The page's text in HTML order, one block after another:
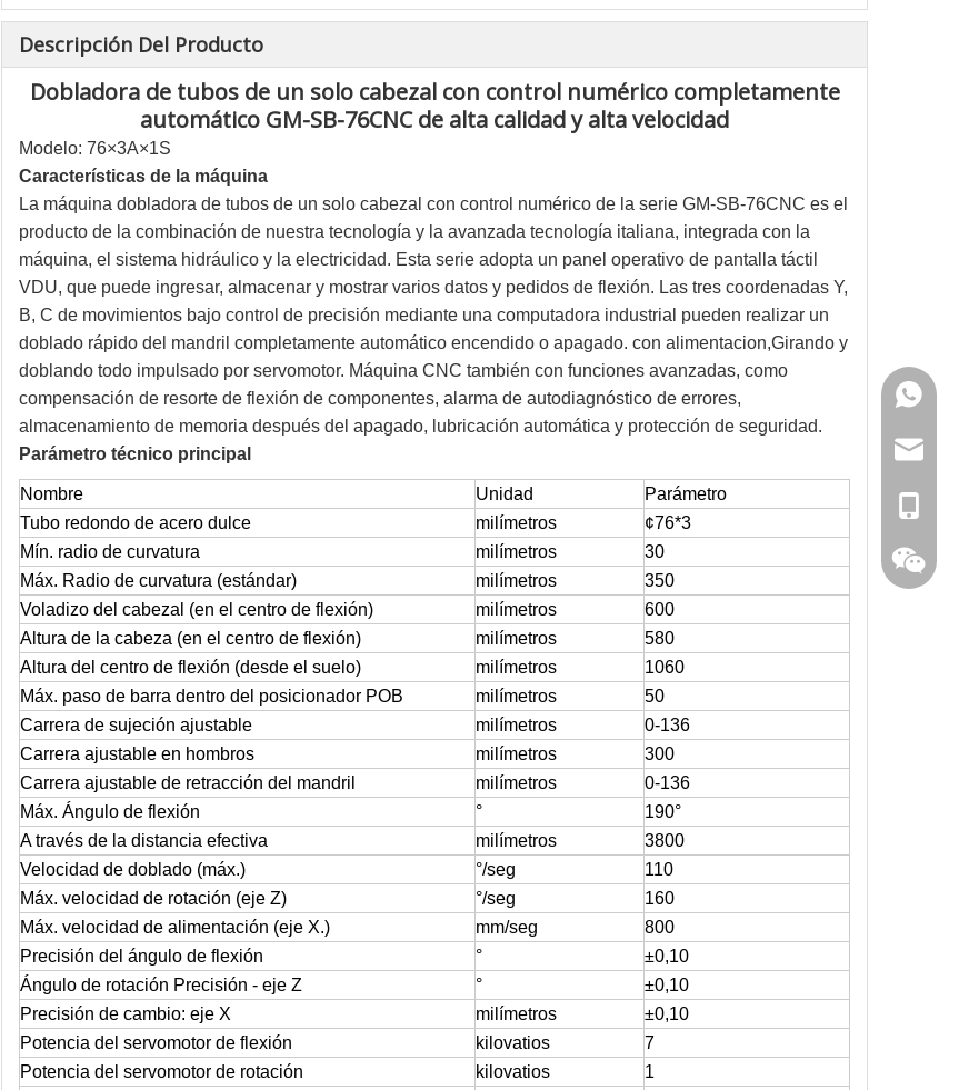
Descripción Del Producto
Dobladora de tubos de un solo cabezal con control numérico completamente
automático GM-SB-76CNC de alta calidad y alta velocidad
Modelo: 76×3A×1S
Características de la máquina
La máquina dobladora de tubos de un solo cabezal con control numérico de la serie GM-SB-76CNC es el
producto de la combinación de nuestra tecnología y la avanzada tecnología italiana, integrada con la
máquina, el sistema hidráulico y la electricidad. Esta serie adopta un panel operativo de pantalla táctil
VDU, que puede ingresar, almacenar y mostrar varios datos y pedidos de flexión. Las tres coordenadas Y,
B, C de movimientos bajo control de precisión mediante una computadora industrial pueden realizar un
doblado rápido del mandril completamente automático encendido o apagado. con alimentacion,Girando y
doblando todo impulsado por servomotor. Máquina CNC también con funciones avanzadas, como
compensación de resorte de flexión de componentes, alarma de autodiagnóstico de errores,
almacenamiento de memoria después del apagado, lubricación automática y protección de seguridad.
Parámetro técnico principal
Nombre Unidad
Parámetro
Tubo redondo de acero dulce
milímetros ¢76*3
Mín. radio de curvatura
milímetros
30
Máx. Radio de curvatura (estándar)
milímetros
350
Voladizo del cabezal (en el centro de flexión)
milímetros
600
Altura de la cabeza (en el centro de flexión)
milímetros
580
Altura del centro de flexión (desde el suelo)
milímetros
1060
Máx. paso de barra dentro del posicionador POB
milímetros
50
Carrera de sujeción ajustable
milímetros
0-136
Carrera ajustable en hombros
milímetros
300
Carrera ajustable de retracción del mandril
milímetros
0-136
Máx. Ángulo de flexión
°
190°
A través de la distancia efectiva
milímetros
3800
Velocidad de doblado (máx.)
°/seg
110
Máx. velocidad de rotación (eje Z)
°/seg
160
Máx. velocidad de alimentación (eje X.)
mm/seg
800
Precisión del ángulo de flexión
°
±0,10
Ángulo de rotación Precisión - eje Z
°
±0,10
Precisión de cambio: eje X
milímetros
±0,10
Potencia del servomotor de flexión
kilovatios
7
Potencia del servomotor de rotación
kilovatios
1
+86
0086